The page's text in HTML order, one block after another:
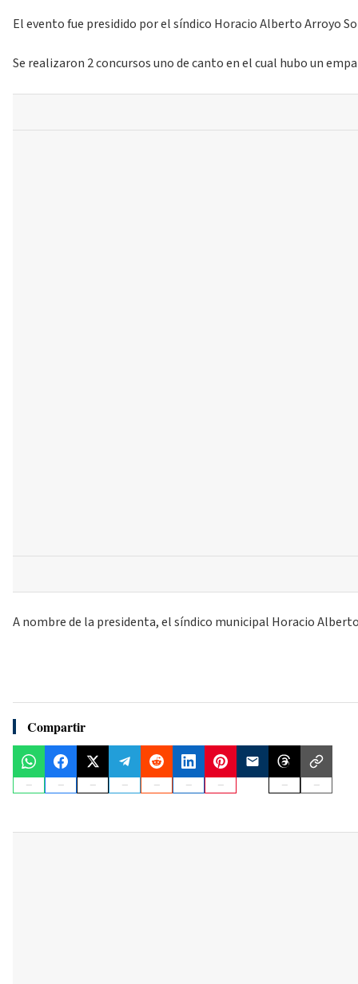
El evento fue presidido por el síndico Horacio Alberto Arroyo
Se realizaron 2 concursos uno de canto en el cual hubo un
A nombre de la presidenta, el síndico municipal Horacio
Compartir